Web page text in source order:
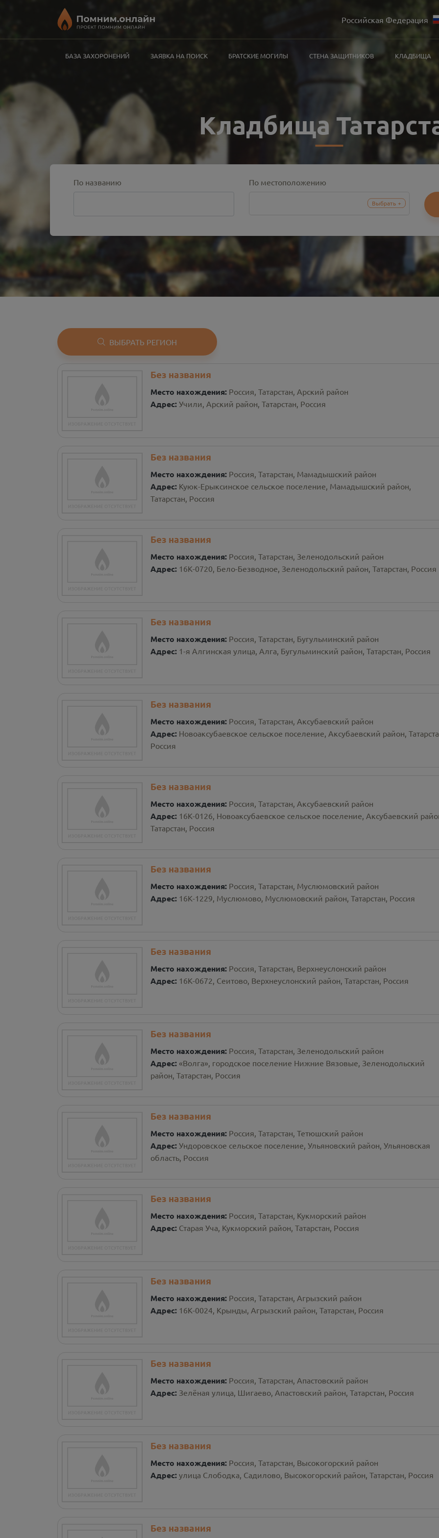
Российская Федерация
БАЗА ЗАХОРОНЕНИЙ ЗАЯВКА НА ПОИСК БРАТСКИЕ МОГИЛЫ СТЕНА ЗАЩИТНИКОВ КЛАДБИЩА
Кладбища
По названию По местоположению
Выбрать +
ВЫБРАТЬ РЕГИОН
Без названия
Место нахождения: Россия, Татарстан, Арский район
Адрес: Учили, Арский район, Татарстан, Россия
Без названия
Место нахождения: Россия, Татарстан, Мамадышский район
Адрес: Куюк-Ерыксинское сельское поселение, Мамадышский район,
Татарстан, Россия
Без названия
Место нахождения: Россия, Татарстан, Зеленодольский район
Адрес: 16К-0720, Бело-Безводное, Зеленодольский район, Татарстан, Россия
Без названия
Место нахождения: Россия, Татарстан, Бугульминский район
Адрес: 1-я Алгинская улица, Алга, Бугульминский район, Татарстан, Россия
Без названия
Место нахождения: Россия, Татарстан, Аксубаевский район
Адрес: Новоаксубаевское сельское поселение, Аксубаевский район,
Россия
Без названия
Место нахождения: Россия, Татарстан, Аксубаевский район
Адрес: 16К-0126, Новоаксубаевское сельское поселение, Аксубаевский
Татарстан, Россия
Без названия
Место нахождения: Россия, Татарстан, Муслюмовский район
Адрес: 16К-1229, Муслюмово, Муслюмовский район, Татарстан, Россия
Без названия
Место нахождения: Россия, Татарстан, Верхнеуслонский район
Адрес: 16К-0672, Сеитово, Верхнеуслонский район, Татарстан, Россия
Без названия
Место нахождения: Россия, Татарстан, Зеленодольский район
Адрес: «Волга», городское поселение Нижние Вязовые, Зеленодольский
район, Татарстан, Россия
Без названия
Место нахождения: Россия, Татарстан, Тетюшский район
Адрес: Ундоровское сельское поселение, Ульяновский район, Ульяновская
область, Россия
Без названия
Место нахождения: Россия, Татарстан, Кукморский район
Адрес: Старая Уча, Кукморский район, Татарстан, Россия
Без названия
Место нахождения: Россия, Татарстан, Агрызский район
Адрес: 16К-0024, Крынды, Агрызский район, Татарстан, Россия
Без названия
Место нахождения: Россия, Татарстан, Апастовский район
Адрес: Зелёная улица, Шигаево, Апастовский район, Татарстан, Россия
Без названия
Место нахождения: Россия, Татарстан, Высокогорский район
Адрес: улица Слободка, Садилово, Высокогорский район, Татарстан, Россия
Без названия